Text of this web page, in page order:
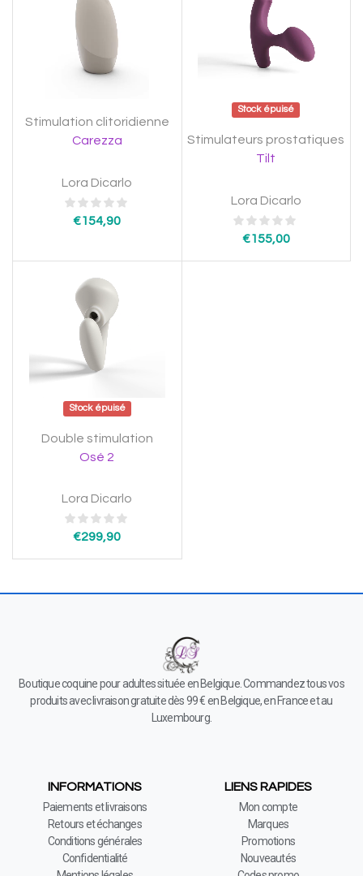
Stimulation clitoridienne
Carezza
Lora Dicarlo
€154,90
Stock épuisé
Stimulateurs prostatiques
Tilt
Lora Dicarlo
€155,00
Stock épuisé
Double stimulation
Osé 2
Lora Dicarlo
€299,90
Boutique coquine pour adultes située en Belgique. Commandez tous vos
produits avec livraison gratuite dès 99 € en Belgique, en France et au
Luxembourg.
INFORMATIONS
Paiements et livraisons
Retours et échanges
Conditions générales
Confidentialité
LIENS RAPIDES
Mon compte
Marques
Promotions
Nouveautés